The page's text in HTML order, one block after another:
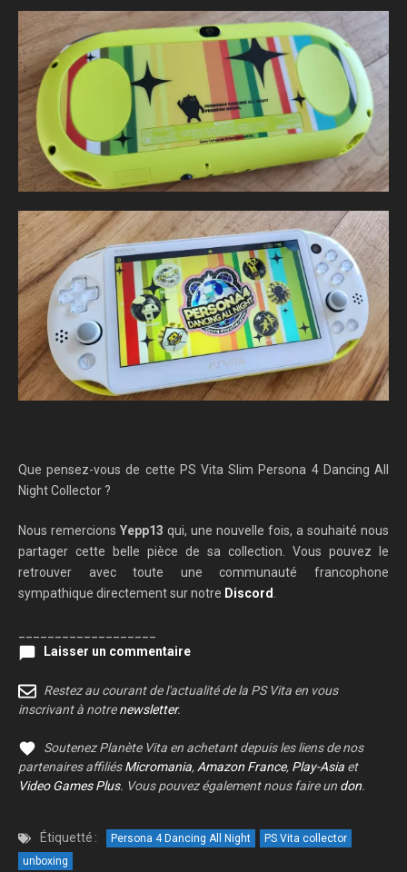
Que pensez-vous de cette PS Vita Slim Persona 4 Dancing All
Night Collector ?
Nous remercions Yepp13 qui, une nouvelle fois, a souhaité nous
partager cette belle pièce de sa collection. Vous pouvez le
retrouver avec toute une communauté francophone
sympathique directement sur notre Discord.
Laisser un commentaire
Restez au courant de l'actualité de la PS Vita en vous
inscrivant à notrenewsletter.
Soutenez Planète Vita en achetant depuis les liens de nos
partenaires affiliésMicromania,Amazon France, Play-Asia et
Video Games Plus. Vous pouvez également nous faire un don.
Étiquetté : Persona 4 Dancing All Night
PS Vita collector
unboxing